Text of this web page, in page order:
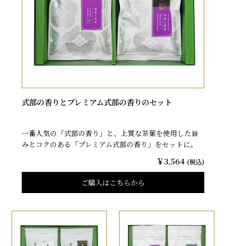
式部の香りとプレミアム式部の香りのセット
一番人気の「式部の香り」と、上質な茶葉を使用した旨
みとコクのある「プレミアム式部の香り」をセットに。
￥3,564 (税込)
ご購入はこちらから